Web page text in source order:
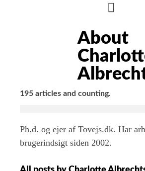
BIO
About
195 articles and counting.
Ph.d. og ejer af Tovejs.dk. Har
brugerindsigt siden 2002.